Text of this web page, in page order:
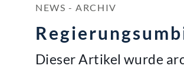
NEWS - ARCHIV
Dieser Artikel wurde